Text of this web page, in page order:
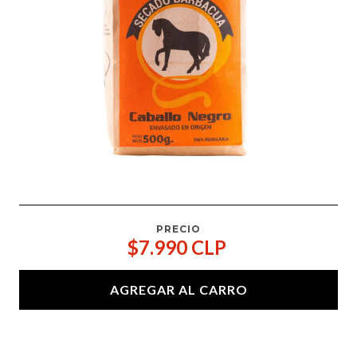
PRECIO
$7.990 CLP
AGREGAR AL CARRO